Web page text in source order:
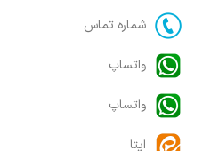
شماره تماس
واتساپ
واتساپ
ایتا